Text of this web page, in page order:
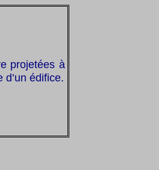
projetées à
édifice.